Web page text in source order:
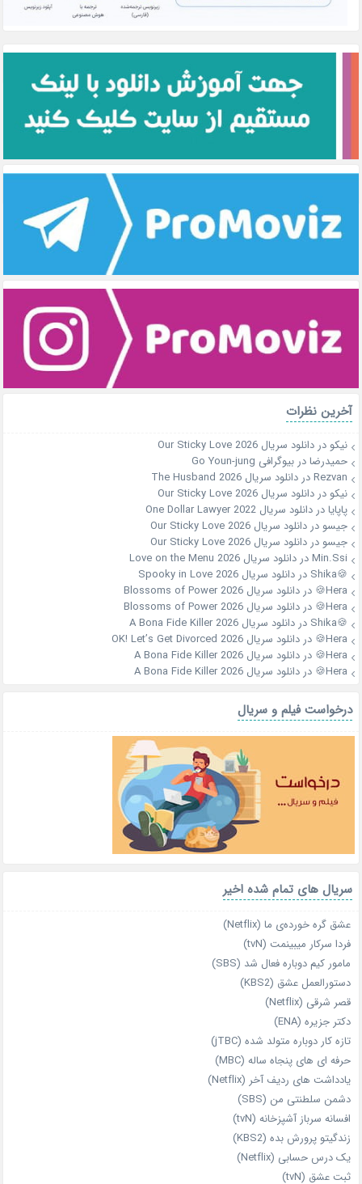
آخرین نظرات
نیکو دردانلود سریال Our Sticky Love 2026
حمیدرضادربیوگرافی Go Youn-jung
Rezvanدردانلود سریال The Husband 2026
نیکو دردانلود سریال Our Sticky Love 2026
پاپایادردانلود سریال One Dollar Lawyer 2022
جیسو دردانلود سریال Our Sticky Love 2026
جیسو دردانلود سریال Our Sticky Love 2026
Min.Ssiدردانلود سریال Love on the Menu 2026
🍪Shika
دردانلود سریال Spooky in Love 2026
Hera🍪
دردانلود سریال Blossoms of Power 2026
Hera🍪
دردانلود سریال Blossoms of Power 2026
🍪Shika
دردانلود سریال A Bona Fide Killer 2026
Hera🍪
دردانلود سریال OK! Let’s Get Divorced 2026
Hera🍪
دردانلود سریال A Bona Fide Killer 2026
Hera🍪
دردانلود سریال A Bona Fide Killer 2026
درخواست فیلم و سریال
سریال های تمام شده اخیر
عشق گره خورده‌ی ما (Netflix)
فردا سرکار میبینمت (tvN)
مامور کیم دوباره فعال شد (SBS)
دستورالعمل عشق (KBS2)
قصر شرقی (Netflix)
دکتر جزیره (ENA)
تازه‌ کار دوباره‌ متولد شده (jTBC)
حرفه‌ ای‌ های پنجاه‌ ساله (MBC)
یادداشت‌ های ردیف آخر (Netflix)
دشمن سلطنتی من (SBS)
افسانه سرباز آشپزخانه (tvN)
زندگیتو پرورش بده (KBS2)
یک درس حسابی (Netflix)
ثبت عشق (tvN)